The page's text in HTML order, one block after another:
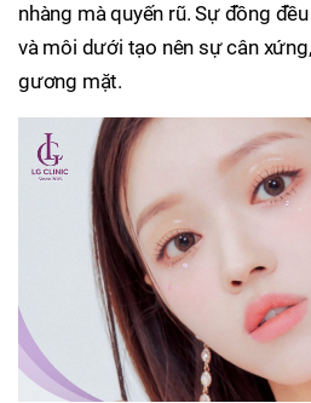
nhàng mà quyến rũ. Sự đồng
và môi dưới tạo nên sự cân
gương mặt.